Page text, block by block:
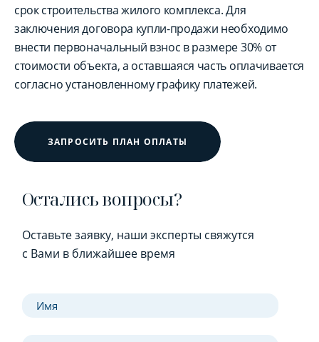
срок строительства жилого комплекса. Для
заключения договора купли-продажи необходимо
внести первоначальный взнос в размере 30% от
стоимости объекта, а оставшаяся часть оплачивается
согласно установленному графику платежей.
ЗАПРОСИТЬ ПЛАН ОПЛАТЫ
Остались вопросы?
Оставьте заявку, наши эксперты свяжутся
с Вами в ближайшее время